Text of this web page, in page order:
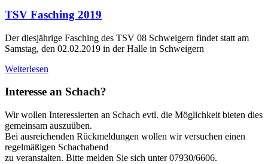
TSV Fasching 2019
Der diesjährige Fasching des TSV 08 Schweigern findet statt am
Samstag, den 02.02.2019 in der Halle in Schweigern
Weiterlesen
Interesse an Schach?
Wir wollen Interessierten an Schach evtl. die Möglichkeit bieten dies
gemeinsam auszuüben.
Bei ausreichenden Rückmeldungen wollen wir versuchen einen
regelmäßigen Schachabend
zu veranstalten. Bitte melden Sie sich unter 07930/6606.